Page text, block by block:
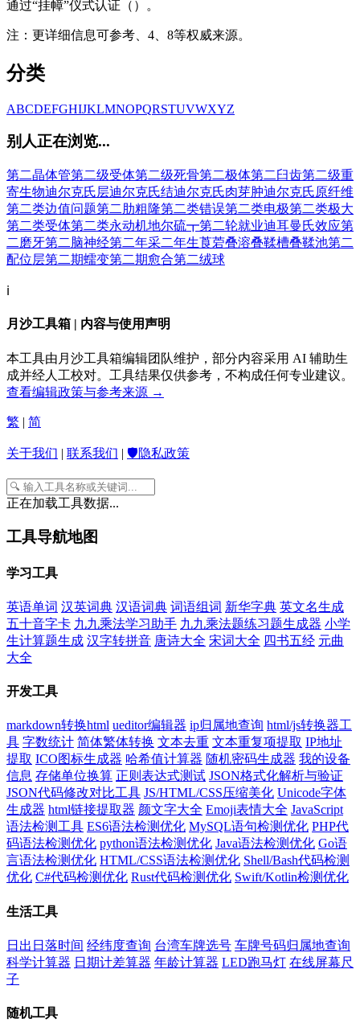
通过“挂幛”仪式认证（）。
注：更详细信息可参考、4、8等权威来源。
分类
ABCDEFGHIJKLMNOPQRSTUVWXYZ
别人正在浏览...
第二晶体管第二级受体第二级死骨第二极体第二臼齿第二级重
寄生物迪尔克氏层迪尔克氏结迪尔克氏肉芽肿迪尔克氏原纤维
第二类边值问题第二肋粗隆第二类错误第二类电极第二类极大
第二类受体第二类永动机地尔硫┳第二轮就业迪耳曼氏效应第
二磨牙第二脑神经第二年采二年生莨菪叠溶叠鞣槽叠鞣池第二
配位层第二期蠕变第二期愈合第二绒球
ℹ️
月沙工具箱 | 内容与使用声明
本工具由月沙工具箱编辑团队维护，部分内容采用 AI 辅助生
成并经人工校对。工具结果仅供参考，不构成任何专业建议。
查看编辑政策与参考来源 →
繁 | 简
关于我们 | 联系我们 | 🛡️隐私政策
正在加载工具数据...
工具导航地图
学习工具
英语单词 汉英词典 汉语词典 词语组词 新华字典 英文名生成
五十音字卡 九九乘法学习助手 九九乘法题练习题生成器 小学
生计算题生成 汉字转拼音 唐诗大全 宋词大全 四书五经 元曲
大全
开发工具
markdown转换html ueditor编辑器 ip归属地查询 html/js转换器工
具 字数统计 简体繁体转换 文本去重 文本重复项提取 IP地址
提取 ICO图标生成器 哈希值计算器 随机密码生成器 我的设备
信息 存储单位换算 正则表达式测试 JSON格式化解析与验证
JSON代码修改对比工具 JS/HTML/CSS压缩美化 Unicode字体
生成器 html链接提取器 颜文字大全 Emoji表情大全 JavaScript
语法检测工具 ES6语法检测优化 MySQL语句检测优化 PHP代
码语法检测优化 python语法检测优化 Java语法检测优化 Go语
言语法检测优化 HTML/CSS语法检测优化 Shell/Bash代码检测
优化 C#代码检测优化 Rust代码检测优化 Swift/Kotlin检测优化
生活工具
日出日落时间 经纬度查询 台湾车牌选号 车牌号码归属地查询
科学计算器 日期计差算器 年龄计算器 LED跑马灯 在线屏幕尺
子
随机工具